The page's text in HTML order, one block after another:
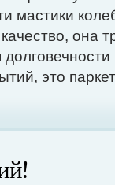
мастики
она
это